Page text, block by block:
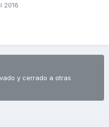
2016
y cerrado a otras